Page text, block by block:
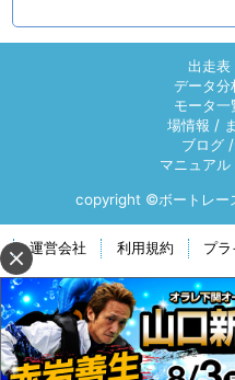
出走表
データ分
モータ一
場情報 /
ブログ/
マニュアル
copyright ©ボートレー
運営会社 利用規約 プ